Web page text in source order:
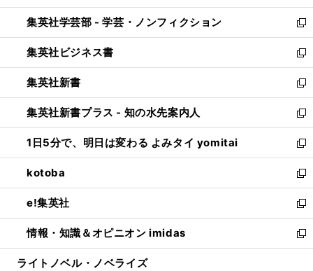
開
く
ウ
で
開
く
ン
ド
ウ
で
開
く
ウ
ィ
ン
ド
ウ
で
開
く
集英社学芸部 - 学芸・ノンフィクション
新
し
い
ウ
ィ
ン
ド
ウ
で
開
く
集英社ビジネス書
新
し
い
ウ
ィ
ン
ド
ウ
で
開
く
集英社新書
新
し
い
ウ
ィ
ン
ド
ウ
で
開
く
集英社新書プラス - 知の水先案内人
新
し
い
ウ
ィ
ン
ド
ウ
で
開
1日5分で、明日は変わる よみタイ yomitai
新
し
い
ウ
ィ
ン
ド
ウ
kotoba
新
し
い
ウ
ィ
ン
e!集英社
新
し
い
ウ
情報・知識＆オピニオン imidas
新
し
ライトノベル・ノベライズ